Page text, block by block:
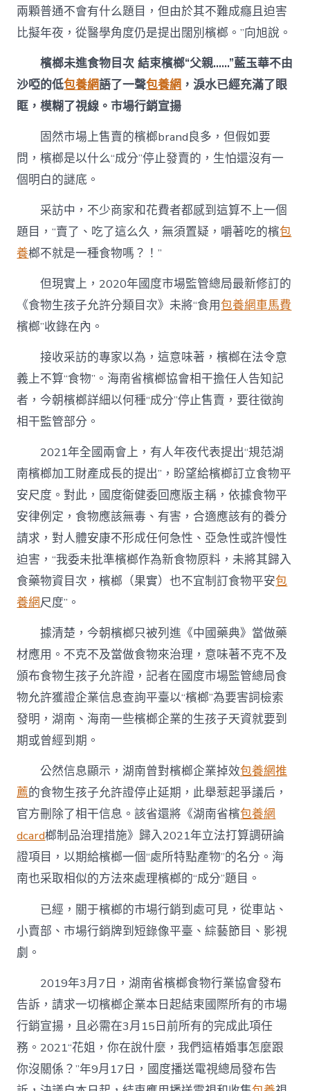
兩顆普通不會有什么題目，但由於其不難成癮且迫害
比擬年夜，從醫學角度仍是提出闊別檳榔。”向旭說。
檳榔未進食物目次結束檳榔“父親……”藍玉華不由
沙啞的低包養網語了一聲包養網 ，淚水已經充滿了眼
眶，模糊了視線。市場行銷宣揚
固然市場上售賣的檳榔brand良多，但假如要
問，檳榔是以什么“成分”停止發賣的，生怕還沒有一
個明白的謎底。
采訪中，不少商家和花費者都感到這算不上一個
題目，“賣了、吃了這么久，無須置疑，嚼著吃的檳包
養榔不就是一種食物嗎？！”
但現實上，2020年國度市場監管總局最新修訂的
《食物生孩子允許分類目次》未將“食用包養網車馬費
檳榔”收錄在內。
接收采訪的專家以為，這意味著，檳榔在法令意
義上不算“食物”。海南省檳榔協會相干擔任人告知記
者，今朝檳榔詳細以何種“成分”停止售賣，要往徵詢
相干監管部分。
2021年全國兩會上，有人年夜代表提出“規范湖
南檳榔加工財產成長的提出”，盼望給檳榔訂立食物平
安尺度。對此，國度衛健委回應版主稱，依據食物平
安律例定，食物應該無毒、有害，合適應該有的養分
請求，對人體安康不形成任何急性、亞急性或許慢性
迫害，“我委未批準檳榔作為新食物原料，未將其歸入
食藥物資目次，檳榔（果實）也不宜制訂食物平安包
養網尺度”。
據清楚，今朝檳榔只被列進《中國藥典》當做藥
材應用。不克不及當做食物來治理，意味著不克不及
頒布食物生孩子允許證，記者在國度市場監管總局食
物允許獲證企業信息查詢平臺以“檳榔”為要害詞檢索
發明，湖南、海南一些檳榔企業的生孩子天資就要到
期或曾經到期。
公然信息顯示，湖南曾對檳榔企業掉效包養網推
薦的食物生孩子允許證停止延期，此舉惹起爭議后，
官方刪除了相干信息。該省還將《湖南省檳包養網
dcard榔制品治理措施》歸入2021年立法打算調研論
證項目，以期給檳榔一個“處所特點產物”的名分。海
南也采取相似的方法來處理檳榔的“成分”題目。
已經，關于檳榔的市場行銷到處可見，從車站、
小賣部、市場行銷牌到短錄像平臺、綜藝節目、影視
劇。
2019年3月7日，湖南省檳榔食物行業協會發布
告訴，請求一切檳榔企業本日起結束國際所有的市場
行銷宣揚，且必需在3月15日前所有的完成此項任
務。2021“花姐，你在說什麼，我們這樁婚事怎麼跟
你沒關係？”年9月17日，國度播送電視總局發布告